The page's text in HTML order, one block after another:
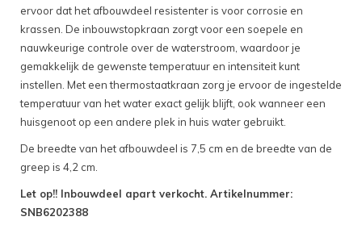
ervoor dat het afbouwdeel resistenter is voor corrosie en
krassen. De inbouwstopkraan zorgt voor een soepele en
nauwkeurige controle over de waterstroom, waardoor je
gemakkelijk de gewenste temperatuur en intensiteit kunt
instellen. Met een thermostaatkraan zorg je ervoor de ingestelde
temperatuur van het water exact gelijk blijft, ook wanneer een
huisgenoot op een andere plek in huis water gebruikt.
De breedte van het afbouwdeel is 7,5 cm en de breedte van de
greep is 4,2 cm.
Let op!! Inbouwdeel apart verkocht. Artikelnummer:
SNB6202388